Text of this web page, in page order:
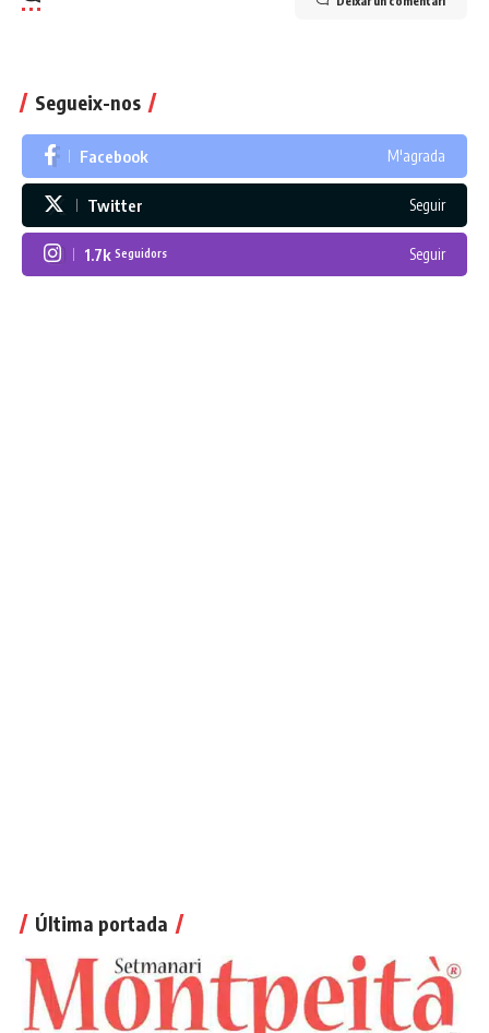
Segueix-nos
Facebook M'agrada
Twitter Seguir
1.7k Seguidors Seguir
Última portada